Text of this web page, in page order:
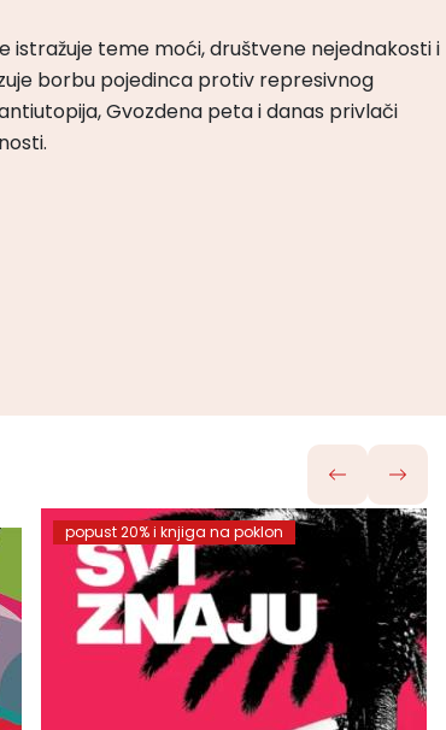
istražuje teme moći, društvene nejednakosti i
borbu pojedinca protiv represivnog
Gvozdena peta i danas privlači
popust 20% i knjiga na poklon